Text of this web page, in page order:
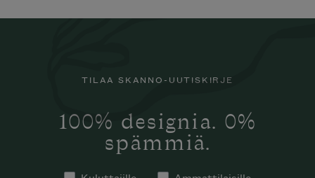
TILAA SKANNO-UUTISKIRJE
100% designia. 0%
spämmiä.